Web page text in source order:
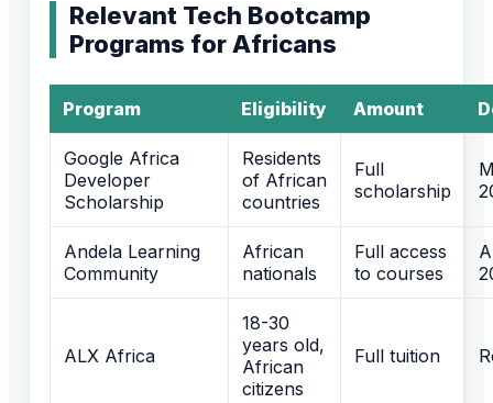
Relevant Tech Bootcamp
Programs for Africans
Program Eligibility Amount
Google Africa
Developer
Scholarship
Residents
of African
countries
Full
scholarship
Andela Learning
Community
African
nationals
Full access
to courses
ALX Africa
18-30
years old,
African
citizens
Full tuition